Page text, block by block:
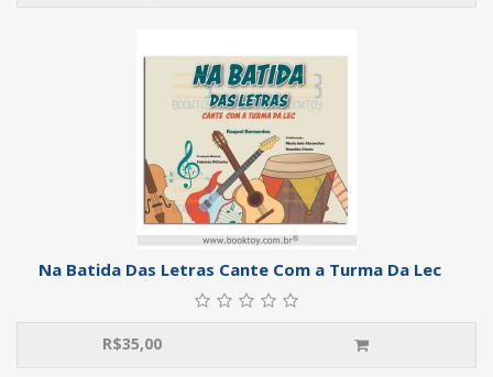
Na Batida Das Letras Cante Com a Turma Da Lec
R$35,00